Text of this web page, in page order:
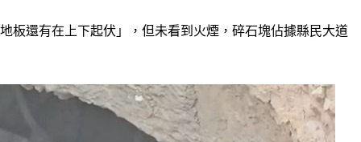
板還有在上下起伏」，但未看到火煙，碎石塊佔據縣民大道